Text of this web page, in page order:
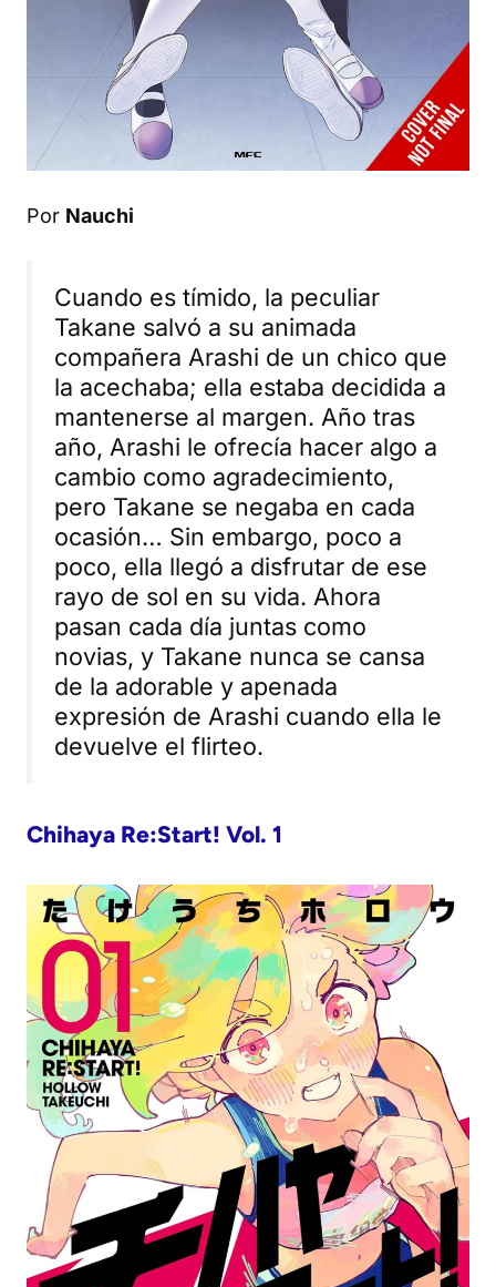
Por Nauchi
Cuando es tímido, la peculiar
Takane salvó a su animada
compañera Arashi de un chico que
la acechaba; ella estaba decidida a
mantenerse al margen. Año tras
año, Arashi le ofrecía hacer algo a
cambio como agradecimiento,
pero Takane se negaba en cada
ocasión… Sin embargo, poco a
poco, ella llegó a disfrutar de ese
rayo de sol en su vida. Ahora
pasan cada día juntas como
novias, y Takane nunca se cansa
de la adorable y apenada
expresión de Arashi cuando ella le
devuelve el flirteo.
Chihaya Re:Start! Vol. 1